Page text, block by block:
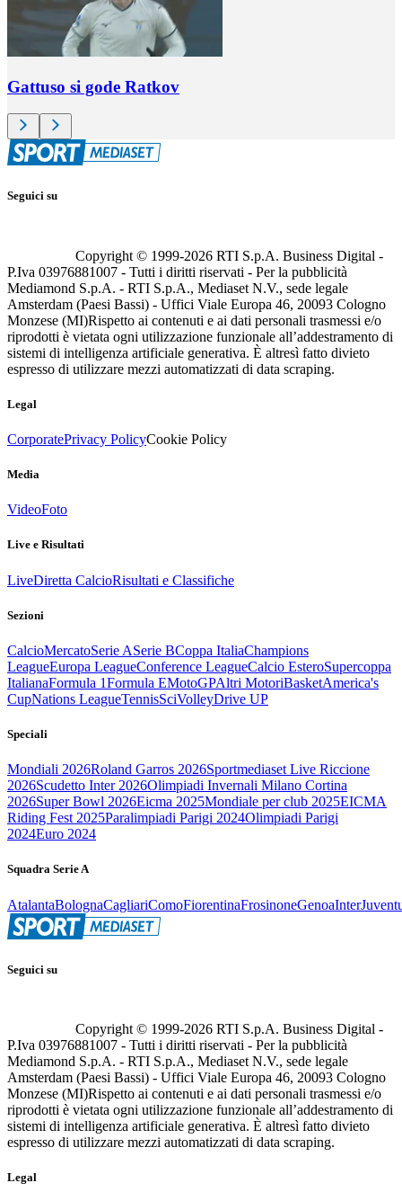
Gattuso si gode Ratkov
Seguici su
Copyright © 1999-2026 RTI S.p.A. Business Digital -
P.Iva 03976881007 - Tutti i diritti riservati - Per la pubblicità
Mediamond S.p.A. - RTI S.p.A., Mediaset N.V., sede legale
Amsterdam (Paesi Bassi) - Uffici Viale Europa 46, 20093 Cologno
Monzese (MI)Rispetto ai contenuti e ai dati personali trasmessi e/o
riprodotti è vietata ogni utilizzazione funzionale all’addestramento di
sistemi di intelligenza artificiale generativa. È altresì fatto divieto
espresso di utilizzare mezzi automatizzati di data scraping.
Legal
CorporatePrivacy PolicyCookie Policy
Media
VideoFoto
Live e Risultati
LiveDiretta CalcioRisultati e Classifiche
Sezioni
CalcioMercatoSerie ASerie BCoppa ItaliaChampions
LeagueEuropa LeagueConference LeagueCalcio EsteroSupercoppa
ItalianaFormula 1Formula EMotoGPAltri MotoriBasketAmerica's
CupNations LeagueTennisSciVolleyDrive UP
Speciali
Mondiali 2026Roland Garros 2026Sportmediaset Live Riccione
2026Scudetto Inter 2026Olimpiadi Invernali Milano Cortina
2026Super Bowl 2026Eicma 2025Mondiale per club 2025EICMA
Riding Fest 2025Paralimpiadi Parigi 2024Olimpiadi Parigi
2024Euro 2024
Squadra Serie A
AtalantaBolognaCagliariComoFiorentinaFrosinoneGenoaInter
Seguici su
Copyright © 1999-2026 RTI S.p.A. Business Digital -
P.Iva 03976881007 - Tutti i diritti riservati - Per la pubblicità
Mediamond S.p.A. - RTI S.p.A., Mediaset N.V., sede legale
Amsterdam (Paesi Bassi) - Uffici Viale Europa 46, 20093 Cologno
Monzese (MI)Rispetto ai contenuti e ai dati personali trasmessi e/o
riprodotti è vietata ogni utilizzazione funzionale all’addestramento di
sistemi di intelligenza artificiale generativa. È altresì fatto divieto
espresso di utilizzare mezzi automatizzati di data scraping.
Legal